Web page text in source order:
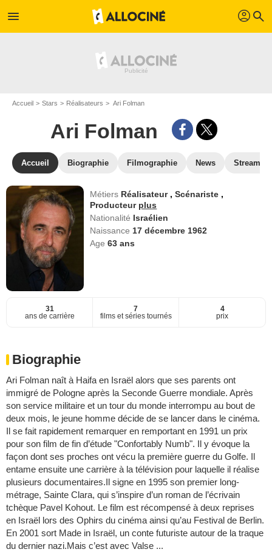
menu profil search
Accueil Stars Réalisateurs Ari Folman
Ari Folman
Accueil Biographie Filmographie News Streaming
Métiers Réalisateur ,Scénariste ,
Producteur plus
Nationalité Israélien
Naissance 17 décembre 1962
Age63 ans
31
ans de carrière
7
films et séries tournés
4
prix
Biographie
Ari Folman naît à Haifa en Israël alors que ses parents ont
immigré de Pologne après la Seconde Guerre mondiale. Après
son service militaire et un tour du monde interrompu au bout de
deux mois, le jeune homme décide de se lancer dans le cinéma.
Il se fait rapidement remarquer en remportant en 1991 un prix
pour son film de fin d’étude "Confortably Numb". Il y évoque la
façon dont ses proches ont vécu la première guerre du Golfe. Il
entame ensuite une carrière à la télévision pour laquelle il réalise
plusieurs documentaires.Il signe en 1995 son premier long-
métrage, Sainte Clara, qui s’inspire d’un roman de l’écrivain
tchèque Pavel Kohout. Le film est récompensé à deux reprises
en Israël lors des Ophirs du cinéma ainsi qu’au Festival de Berlin.
En 2001 sort Made in Israël, un conte futuriste autour de la traque
du dernier nazi.Mais c’est avec Valse ...